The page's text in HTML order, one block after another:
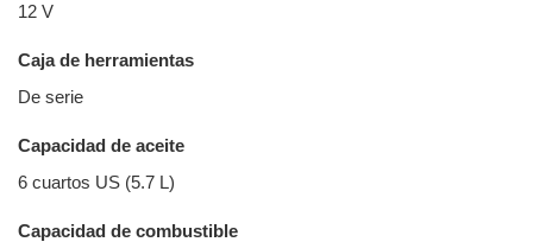
12 V
Caja de herramientas
De serie
Capacidad de aceite
6 cuartos US (5.7 L)
Capacidad de combustible